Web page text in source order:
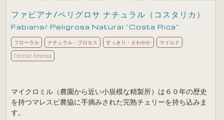
ファビアナ/ペリグロサ ナチュラル（コスタリカ）
Fabiana/ Peligrosa Natural ”Costa Rica”
フローラル ナチュラル・プロセス すっきり・さわやか
マイルド
Central America
マイクロミル（農園から近い小規模な精製所）は６０年の歴史
を持つマレスピ農協に手摘みされた完熟チェリーを持ち込みま
す。